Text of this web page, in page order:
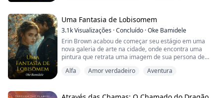
Thane estava determinado a fazer da bela Harper sua
companheira escolhida e Luna, mas quando ela
recusou seus avanços, Thane d...
Uma Fantasia de Lobisomem
3.1kVisualizações ·Concluído ·Oke Bamidele
Erin Brown acabou de começar seu estágio em uma
nova galeria de arte na cidade, onde encontra uma
pintura que retrata uma imagem de sua persona de
desconhecido. Seu novo chefe, Devon Grey, a chama
encontrado antes daquele dia.
Alfa Amor verdadeiro Aventura